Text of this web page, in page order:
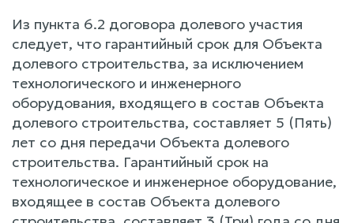
Из пункта 6.2 договора долевого участия
следует, что гарантийный срок для Объекта
долевого строительства, за исключением
технологического и инженерного
оборудования, входящего в состав Объекта
долевого строительства, составляет 5 (Пять)
лет со дня передачи Объекта долевого
строительства. Гарантийный срок на
технологическое и инженерное оборудование,
входящее в состав Объекта долевого